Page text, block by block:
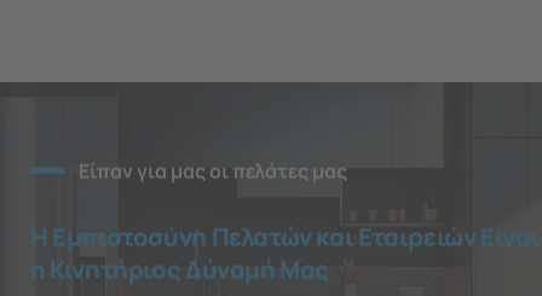
Είπαν για μας οι πελάτες μας
Η Εμπιστοσύνη Πελατών και Εταιρειών Είναι
η Κινητήριος Δύναμή Μας